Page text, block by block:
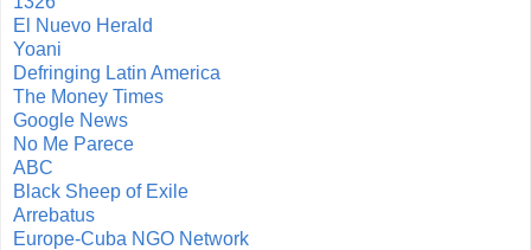
El Nuevo Herald
Yoani
Defringing Latin America
The Money Times
Google News
No Me Parece
ABC
Black Sheep of Exile
Arrebatus
Europe-Cuba NGO Network